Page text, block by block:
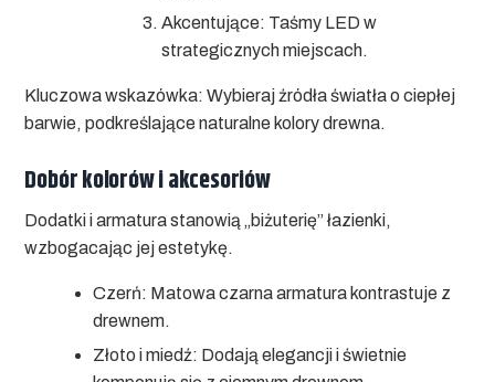
Akcentujące: Taśmy LED w
strategicznych miejscach.
Kluczowa wskazówka: Wybieraj źródła światła o ciepłej
barwie, podkreślające naturalne kolory drewna.
Dobór kolorów i akcesoriów
Dodatki i armatura stanowią „biżuterię” łazienki,
wzbogacając jej estetykę.
Czerń: Matowa czarna armatura kontrastuje z
drewnem.
Złoto i miedź: Dodają elegancji i świetnie